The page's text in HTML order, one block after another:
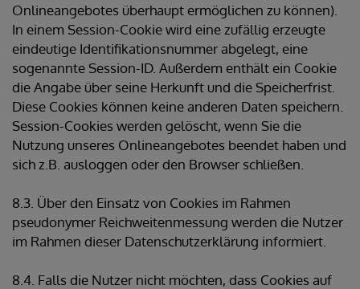
Onlineangebotes überhaupt ermöglichen zu können).
In einem Session-Cookie wird eine zufällig erzeugte
eindeutige Identifikationsnummer abgelegt, eine
sogenannte Session-ID. Außerdem enthält ein Cookie
die Angabe über seine Herkunft und die Speicherfrist.
Diese Cookies können keine anderen Daten speichern.
Session-Cookies werden gelöscht, wenn Sie die
Nutzung unseres Onlineangebotes beendet haben und
sich z.B. ausloggen oder den Browser schließen.
8.3. Über den Einsatz von Cookies im Rahmen
pseudonymer Reichweitenmessung werden die Nutzer
im Rahmen dieser Datenschutzerklärung informiert.
8.4. Falls die Nutzer nicht möchten, dass Cookies auf